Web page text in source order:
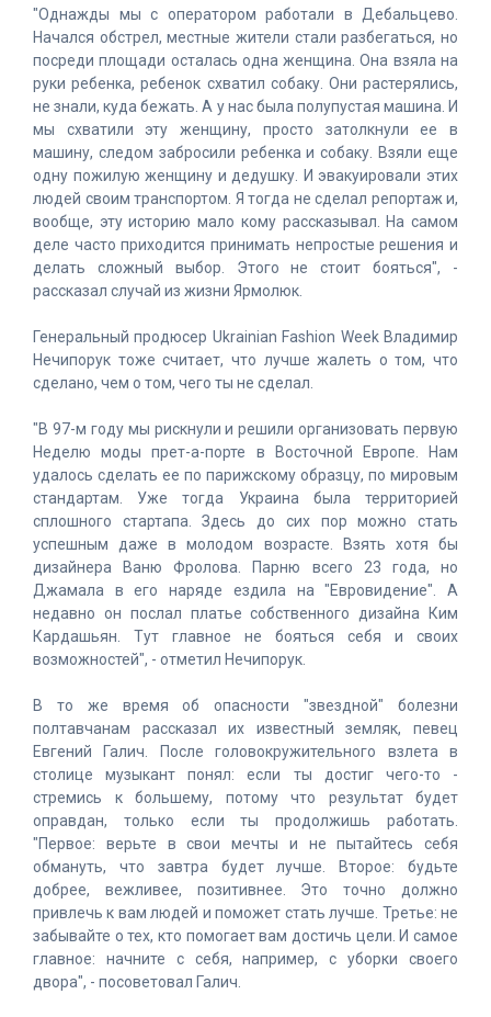
"Однажды мы с оператором работали в Дебальцево.
Начался обстрел, местные жители стали разбегаться, но
посреди площади осталась одна женщина. Она взяла на
руки ребенка, ребенок схватил собаку. Они растерялись,
не знали, куда бежать. А у нас была полупустая машина. И
мы схватили эту женщину, просто затолкнули ее в
машину, следом забросили ребенка и собаку. Взяли еще
одну пожилую женщину и дедушку. И эвакуировали этих
людей своим транспортом. Я тогда не сделал репортаж и,
вообще, эту историю мало кому рассказывал. На самом
деле часто приходится принимать непростые решения и
делать сложный выбор. Этого не стоит бояться", -
рассказал случай из жизни Ярмолюк.
Генеральный продюсер Ukrainian Fashion Week Владимир
Нечипорук тоже считает, что лучше жалеть о том, что
сделано, чем о том, чего ты не сделал.
"В 97-м году мы рискнули и решили организовать первую
Неделю моды прет-а-порте в Восточной Европе. Нам
удалось сделать ее по парижскому образцу, по мировым
стандартам. Уже тогда Украина была территорией
сплошного стартапа. Здесь до сих пор можно стать
успешным даже в молодом возрасте. Взять хотя бы
дизайнера Ваню Фролова. Парню всего 23 года, но
Джамала в его наряде ездила на "Евровидение". А
недавно он послал платье собственного дизайна Ким
Кардашьян. Тут главное не бояться себя и своих
возможностей", - отметил Нечипорук.
В то же время об опасности "звездной" болезни
полтавчанам рассказал их известный земляк, певец
Евгений Галич. После головокружительного взлета в
столице музыкант понял: если ты достиг чего-то -
стремись к большему, потому что результат будет
оправдан, только если ты продолжишь работать.
"Первое: верьте в свои мечты и не пытайтесь себя
обмануть, что завтра будет лучше. Второе: будьте
добрее, вежливее, позитивнее. Это точно должно
привлечь к вам людей и поможет стать лучше. Третье: не
забывайте о тех, кто помогает вам достичь цели. И самое
главное: начните с себя, например, с уборки своего
двора", - посоветовал Галич.